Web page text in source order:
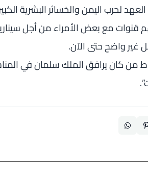
لحرب اليمن والخسائر البشرية
قنوات مع بعض الأمراء من أجل
غير واضح حتى الآن.
من كان يرافق الملك سلمان في